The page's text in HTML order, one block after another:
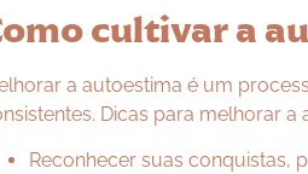
cultivar a
a autoestima é um
Dicas para melhorar a
Reconhecer suas conquistas,